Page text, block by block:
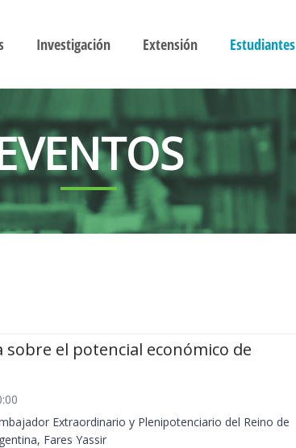
Investigación Extensión Estudiantes
sobre el potencial económico de
Extraordinario y Plenipotenciario del Reino de
Fares Yassir